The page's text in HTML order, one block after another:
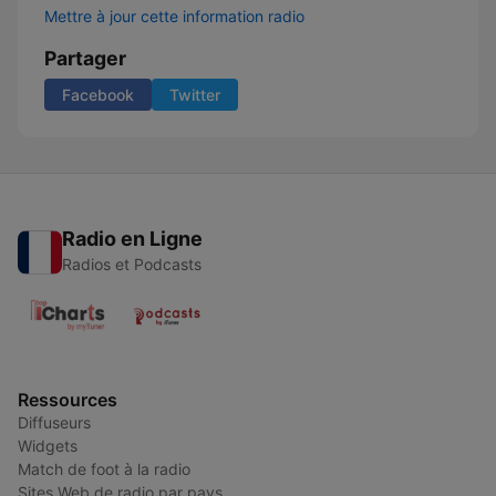
Mettre à jour cette information radio
Partager
Facebook Twitter
Radio en Ligne
Radios et Podcasts
Ressources
Diffuseurs
Widgets
Match de foot à la radio
Sites Web de radio par pays